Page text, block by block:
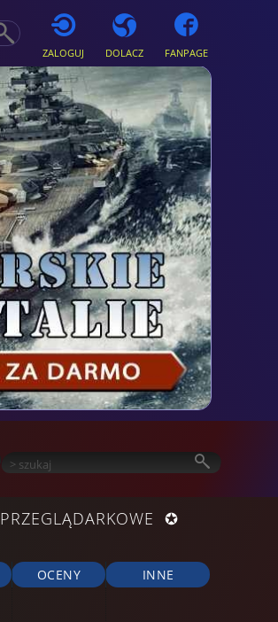
ZALOGUJ DOLACZ FANPAGE
✪
OCENY INNE